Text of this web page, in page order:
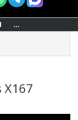
...
X167